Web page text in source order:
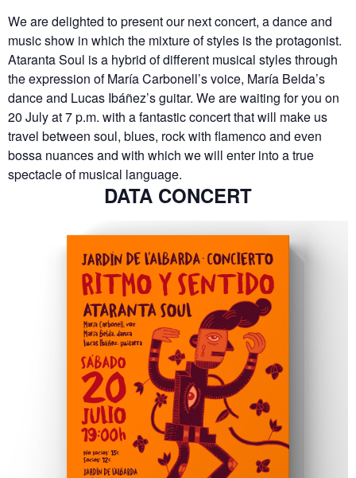
We are delighted to present our next concert, a dance and
music show in which the mixture of styles is the protagonist.
Ataranta Soul is a hybrid of different musical styles through
the expression of María Carbonell’s voice, María Belda’s
dance and Lucas Ibáñez’s guitar. We are waiting for you on
20 July at 7 p.m. with a fantastic concert that will make us
travel between soul, blues, rock with flamenco and even
bossa nuances and with which we will enter into a true
spectacle of musical language.
DATA CONCERT